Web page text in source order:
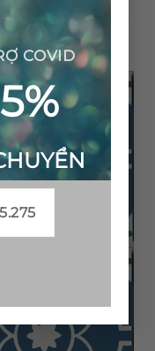
COVID
không gây ra ô